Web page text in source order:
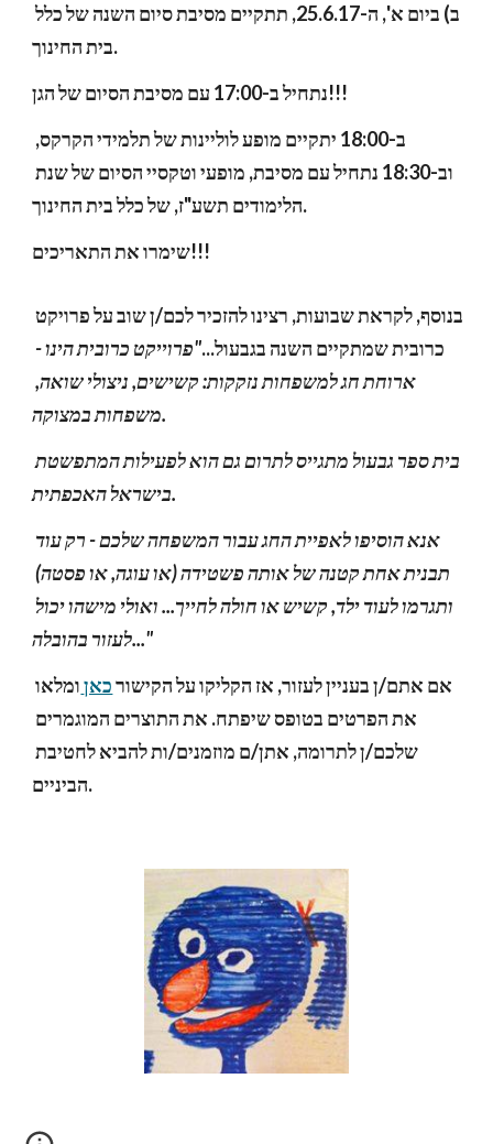
ב) ביום א', ה-25.6.17, תתקיים מסיבת סיום השנה של כלל
בית החינוך.
נתחיל ב-17:00 עם מסיבת הסיום של הגן!!!
וב-18:30 נתחיל עם מסיבת, מופעי וטקסיי הסיום של שנת
הלימודים תשע"ז, של כלל בית החינוך.
שימרו את התאריכים!!!
בנוסף, לקראת שבועות, רצינו להזכיר לכם/ן שוב על פרויקט
כרובית שמתקיים השנה בגבעול...
ארוחת חג למשפחות נזקקות: קשישים, ניצולי שואה,
משפחות במצוקה.
בית ספר גבעול מתגייס לתרום גם הוא לפעילות המתפשטת
בישראל האכפתית.
תבנית אחת קטנה של אותה פשטידה (או עוגה, או פסטה)
לעזור בהובלה..."
אם אתם/ן בעניין לעזור, אז הקליקו על הקישור כאן
ומלאו
שלכם/ן לתרומה, אתן/ם מוזמנים/ות להביא לחטיבת
הביניים.